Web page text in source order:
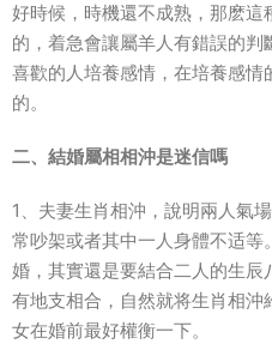
好時候，時機還不成熟，那麽
的，着急會讓屬羊人有錯誤的
喜歡的人培養感情，在培養感
的。
二、結婚屬相相沖是迷信嗎
1、夫妻生肖相沖，說明兩人氣
常吵架或者其中一人身體不适
婚，其實還是要結合二人的生
有地支相合，自然就将生肖相
女在婚前最好權衡一下。